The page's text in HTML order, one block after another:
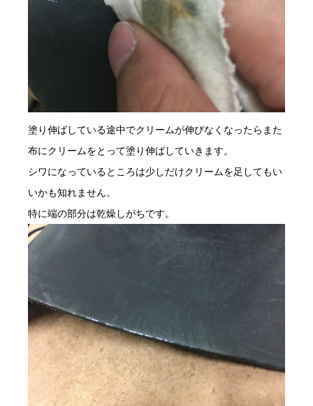
塗り伸ばしている途中でクリームが伸びなくなったらまた
布にクリームをとって塗り伸ばしていきます。
シワになっているところは少しだけクリームを足してもい
いかも知れません。
特に端の部分は乾燥しがちです。